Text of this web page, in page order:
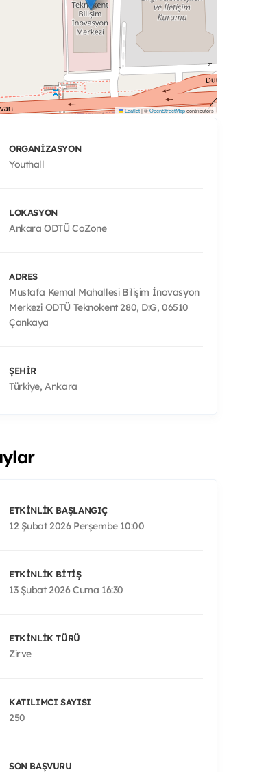
Leaflet|©OpenStreetMapcontributors
ORGANIZASYON
Youthall
LOKASYON
Ankara ODTÜ CoZone
ADRES
Mustafa Kemal Mahallesi Bilişim İnovasyon
Merkezi ODTÜ Teknokent 280, D:G, 06510
Çankaya
ŞEHIR
Türkiye, Ankara
ETKINLIK BAŞLANGIÇ
12 Şubat 2026 Perşembe 10:00
ETKINLIK BITIŞ
13 Şubat 2026 Cuma 16:30
ETKINLIK TÜRÜ
Zirve
KATILIMCI SAYISI
250
SON BAŞVURU